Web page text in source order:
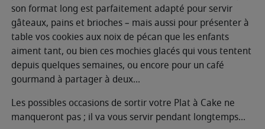
son format long est parfaitement adapté pour servir
gâteaux, pains et brioches – mais aussi pour présenter à
table vos cookies aux noix de pécan que les enfants
aiment tant, ou bien ces mochies glacés qui vous tentent
depuis quelques semaines, ou encore pour un café
gourmand à partager à deux...
Les possibles occasions de sortir votre Plat à Cake ne
manqueront pas ; il va vous servir pendant longtemps...